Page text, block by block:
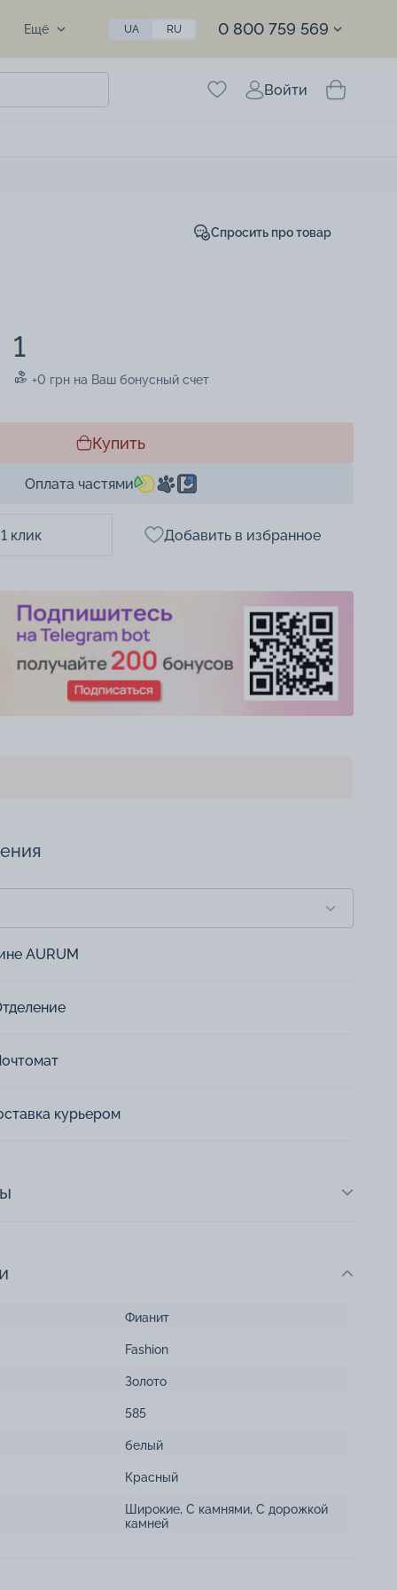
Ещё UA RU 0 800 759 569
Войти
Спросить про товар
1
+0 грн на Ваш бонусный счет
Купить
Оплата частями
клик Добавить в избранное
AURUM
курьером
Фианит
Fashion
Золото
585
белый
Красный
Широкие, С камнями, С дорожкой
камней